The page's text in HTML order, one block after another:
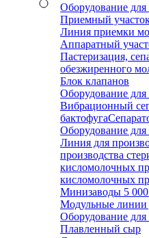
Оборудование
Приемный
Линия приемки
Аппаратный
Пастеризация,
обезжиренного
Блок клапанов
Оборудование
Вибрационный
бактофуга
Оборудование
Линия для
производства
кисломолочных
кисломолочных
Минизаводы 5 000
Модульные линии
Оборудование для
Плавленный сыр